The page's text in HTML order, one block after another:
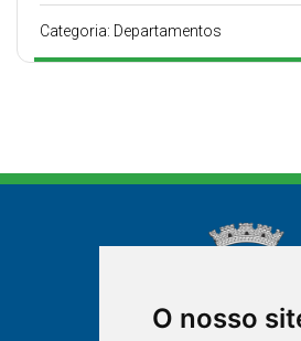
O nosso
Categoria: Departamentos